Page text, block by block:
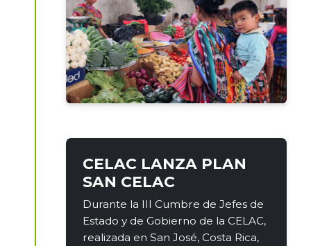
CELAC LANZA PLAN
SAN CELAC
Durante la III Cumbre de Jefes de
Estado y de Gobierno de la CELAC,
realizada en San José, Costa Rica,